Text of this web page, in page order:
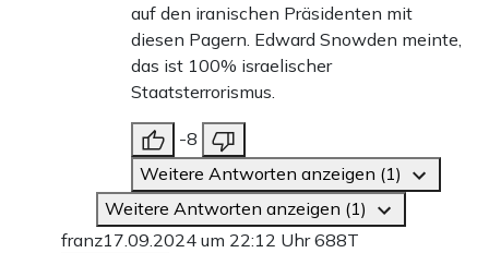
auf den iranischen Präsidenten mit
diesen Pagern. Edward Snowden meinte,
das ist 100% israelischer
Staatsterrorismus.
-8
Weitere Antworten anzeigen (1)
Weitere Antworten anzeigen (1)
franz17.09.2024 um 22:12 Uhr688T